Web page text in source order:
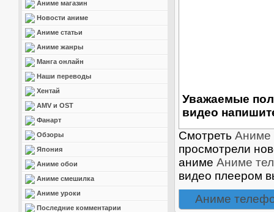
Аниме магазин
Новости аниме
Аниме статьи
Аниме жанры
Манга онлайн
Наши переводы
Хентай
AMV и OST
Фанарт
Обзоры
Япония
Аниме обои
Аниме смешилка
Аниме уроки
Последние комментарии
Уважаемые
видео
Смотреть Аниме
просмотрели
аниме Аниме
видео плеером
Аниме